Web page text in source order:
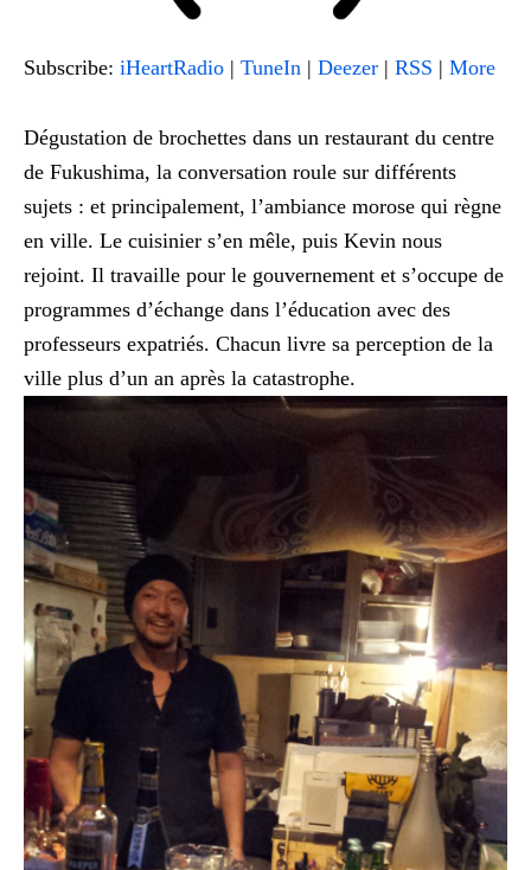
Subscribe: iHeartRadio | TuneIn | Deezer | RSS | More
Dégustation de brochettes dans un restaurant du centre
de Fukushima, la conversation roule sur différents
sujets : et principalement, l’ambiance morose qui règne
en ville. Le cuisinier s’en mêle, puis Kevin nous
rejoint. Il travaille pour le gouvernement et s’occupe de
programmes d’échange dans l’éducation avec des
professeurs expatriés. Chacun livre sa perception de la
ville plus d’un an après la catastrophe.